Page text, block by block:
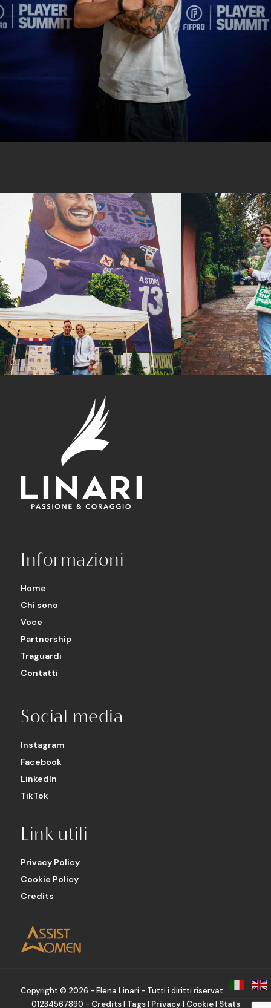
Informazioni
Home
Chi sono
Voce
Partnership
Traguardi
Contatti
Social media
Instagram
Facebook
LinkedIn
TikTok
Link utili
Privacy Policy
Cookie Policy
Credits
Copyright © 2026 - Elena Linari - Tutti i diritti riservati - P.IVA
01234567890 - Credits| Tags| Privacy| Cookie| Stats